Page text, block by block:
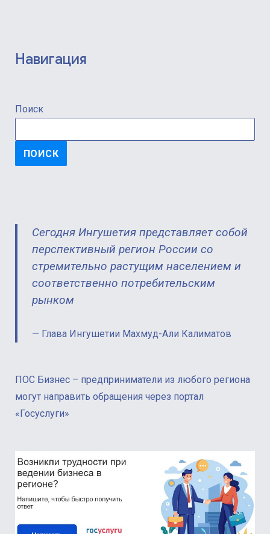
Навигация
Поиск
ПОИСК
Сегодня Ингушетия представляет собой
перспективный регион России со
стремительно растущим населением и
соответственно потребительским
рынком
Глава Ингушетии Махмуд-Али Калиматов
ПОС Бизнес – предприниматели из любого региона
могут направить обращения через портал
«Госуслуги»